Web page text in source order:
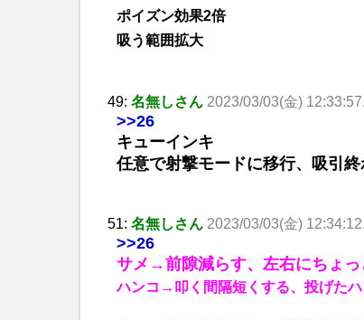
ポイズン効果2倍
吸う範囲拡大
49: 名無しさん 2023/03/03(金)
>>26
キューインキ
任意で射撃モードに移行、吸引
51: 名無しさん 2023/03/03(金)
>>26
サメ→前隙減らす、左右にちょっ
ハンコ→叩く間隔短くする、投げた